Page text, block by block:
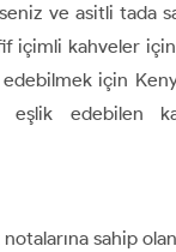
ve asitli tada
içimli kahveler
için
edebilen
sahip